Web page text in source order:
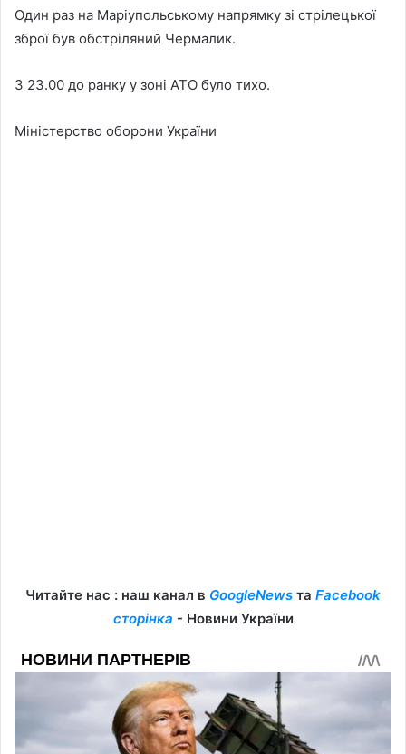
Один раз на Маріупольському напрямку зі стрілецької
зброї був обстріляний Чермалик.
З 23.00 до ранку у зоні АТО було тихо.
Міністерство оборони України
Читайте нас : наш канал в GoogleNews та Facebook
сторінка - Новини України